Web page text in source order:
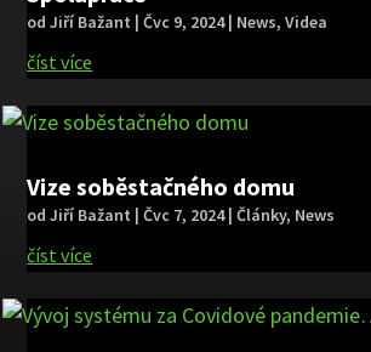
odJiří Bažant |Čvc 9, 2024| News,Videa
číst více
Vize soběstačného domu
odJiří Bažant |Čvc 7, 2024|Články, News
číst více